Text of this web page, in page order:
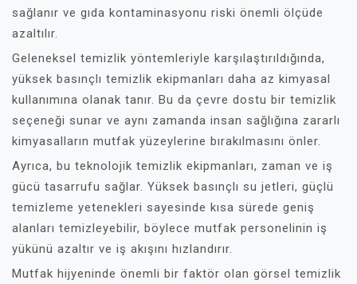
sağlanır ve gıda kontaminasyonu riski önemli ölçüde
azaltılır.
Geleneksel temizlik yöntemleriyle karşılaştırıldığında,
yüksek basınçlı temizlik ekipmanları daha az kimyasal
kullanımına olanak tanır. Bu da çevre dostu bir temizlik
seçeneği sunar ve aynı zamanda insan sağlığına zararlı
kimyasalların mutfak yüzeylerine bırakılmasını önler.
Ayrıca, bu teknolojik temizlik ekipmanları, zaman ve iş
gücü tasarrufu sağlar. Yüksek basınçlı su jetleri, güçlü
temizleme yetenekleri sayesinde kısa sürede geniş
alanları temizleyebilir, böylece mutfak personelinin iş
yükünü azaltır ve iş akışını hızlandırır.
Mutfak hijyeninde önemli bir faktör olan görsel temizlik